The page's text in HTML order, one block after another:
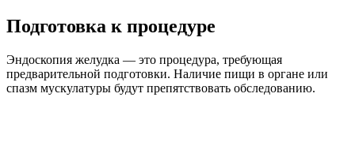
Подготовка к процедуре
Эндоскопия желудка — это процедура, требующая
предварительной подготовки. Наличие пищи в органе или
спазм мускулатуры будут препятствовать обследованию.